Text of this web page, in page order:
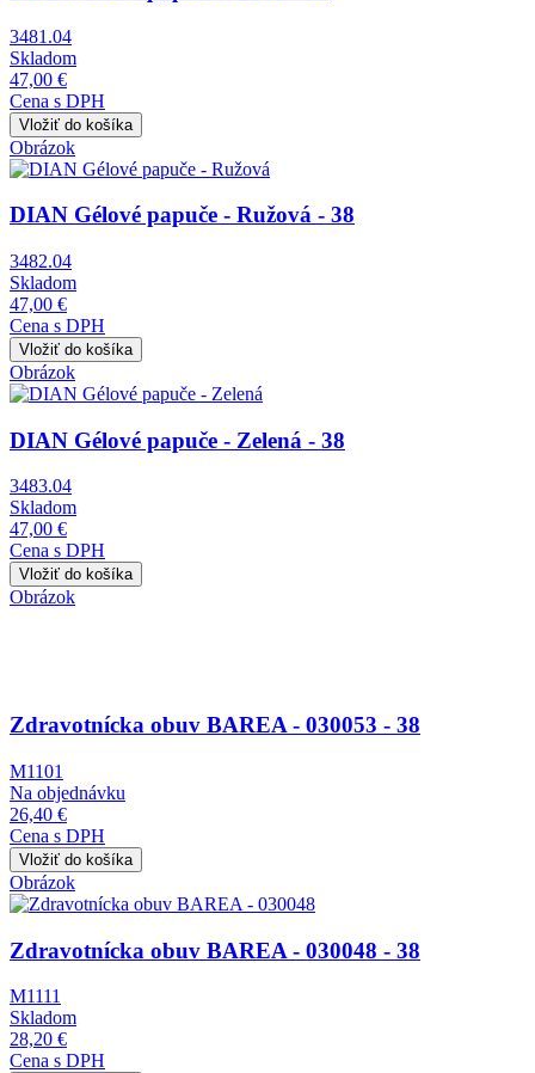
3481.04
Skladom
47,00 €
Cena s DPH
Obrázok
DIAN Gélové papuče - Ružová - 38
3482.04
Skladom
47,00 €
Cena s DPH
Obrázok
DIAN Gélové papuče - Zelená - 38
3483.04
Skladom
47,00 €
Cena s DPH
Obrázok
Zdravotnícka obuv BAREA - 030053 - 38
M1101
Na objednávku
26,40 €
Cena s DPH
Obrázok
Zdravotnícka obuv BAREA - 030048 - 38
M1111
Skladom
28,20 €
Cena s DPH